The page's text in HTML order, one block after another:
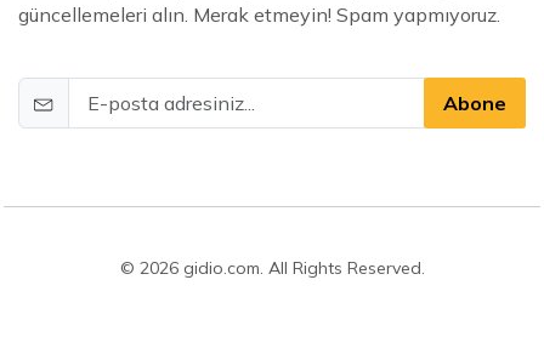
güncellemeleri alın. Merak etmeyin! Spam yapmıyoruz.
Abone
© 2026 gidio.com. All Rights Reserved.